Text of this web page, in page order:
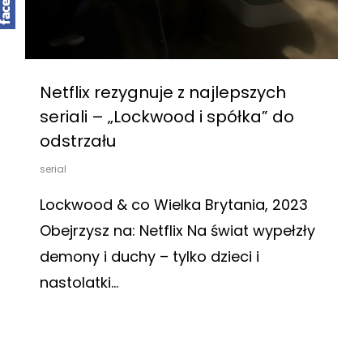
Netflix rezygnuje z najlepszych
seriali – „Lockwood i spółka” do
odstrzału
serial
Lockwood & co Wielka Brytania, 2023
Obejrzysz na: Netflix Na świat wypełzły
demony i duchy – tylko dzieci i
nastolatki…